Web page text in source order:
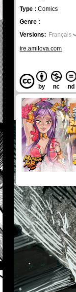
Type : Comics
Genre :
Versions: Français
ire.amilova.com
by nc nd